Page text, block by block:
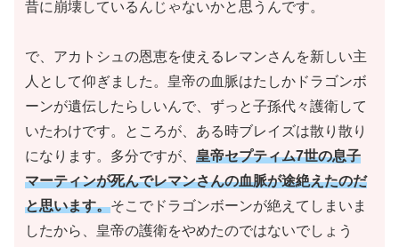
昔に崩壊しているんじゃないかと思うんです。
で、アカトシュの恩恵を使えるレマンさんを新しい主
人として仰ぎました。皇帝の血脈はたしかドラゴンボ
ーンが遺伝したらしいんで、ずっと子孫代々護衛して
いたわけです。ところが、ある時ブレイズは散り散り
になります。多分ですが、 皇帝セプティム7世の息子
マーティンが死んでレマンさんの血脈が途絶えたのだ
と思います。そこでドラゴンボーンが絶えてしまいま
したから、皇帝の護衛をやめたのではないでしょう